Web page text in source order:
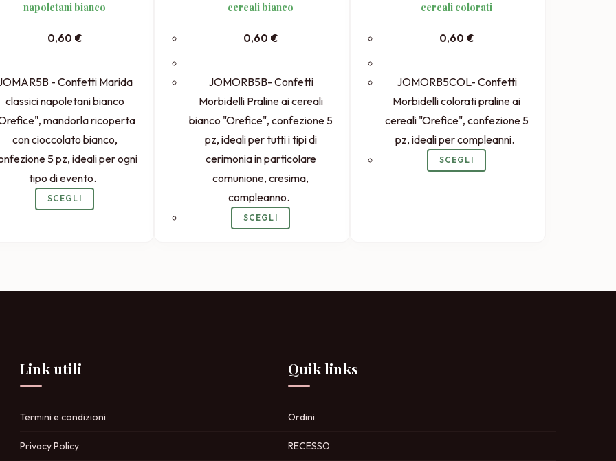
napoletani bianco
0,60 €
- Confetti Marida
classici napoletani bianco
mandorla ricoperta
con cioccolato bianco,
5 pz, ideali per ogni
tipo di evento.
SCEGLI
cereali bianco
0,60 €
JOMORB5B- Confetti
Morbidelli Praline ai cereali
bianco "Orefice", confezione 5
pz, ideali per tutti i tipi di
cerimonia in particolare
comunione, cresima,
compleanno.
SCEGLI
cereali colorati
0,60 €
JOMORB5COL- Confetti
Morbidelli colorati praline ai
cereali "Orefice", confezione 5
pz, ideali per compleanni.
SCEGLI
Link utili
Termini e condizioni
Privacy Policy
Quik links
Ordini
RECESSO